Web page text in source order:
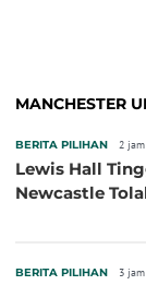
MANCHESTER
BERITA PILIHAN 2
Lewis Hall
Newcastle
BERITA PILIHAN 3